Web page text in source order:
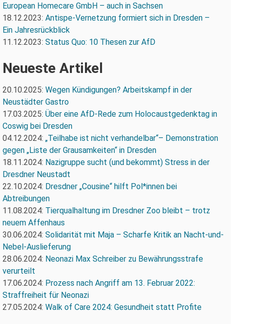
European Homecare GmbH – auch in Sachsen
18.12.2023: Antispe-Vernetzung formiert sich in Dresden –
Ein Jahresrückblick
11.12.2023: Status Quo: 10 Thesen zur AfD
Neueste Artikel
20.10.2025: Wegen Kündigungen? Arbeitskampf in der
Neustädter Gastro
17.03.2025: Über eine AfD-Rede zum Holocaustgedenktag in
Coswig bei Dresden
04.12.2024: „Teilhabe ist nicht verhandelbar“– Demonstration
gegen „Liste der Grausamkeiten“ in Dresden
18.11.2024: Nazigruppe sucht (und bekommt) Stress in der
Dresdner Neustadt
22.10.2024: Dresdner „Cousine“ hilft Pol*innen bei
Abtreibungen
11.08.2024: Tierqualhaltung im Dresdner Zoo bleibt – trotz
neuem Affenhaus
30.06.2024: Solidarität mit Maja – Scharfe Kritik an Nacht-und-
Nebel-Auslieferung
28.06.2024: Neonazi Max Schreiber zu Bewährungsstrafe
verurteilt
17.06.2024: Prozess nach Angriff am 13. Februar 2022:
Straffreiheit für Neonazi
27.05.2024: Walk of Care 2024: Gesundheit statt Profite